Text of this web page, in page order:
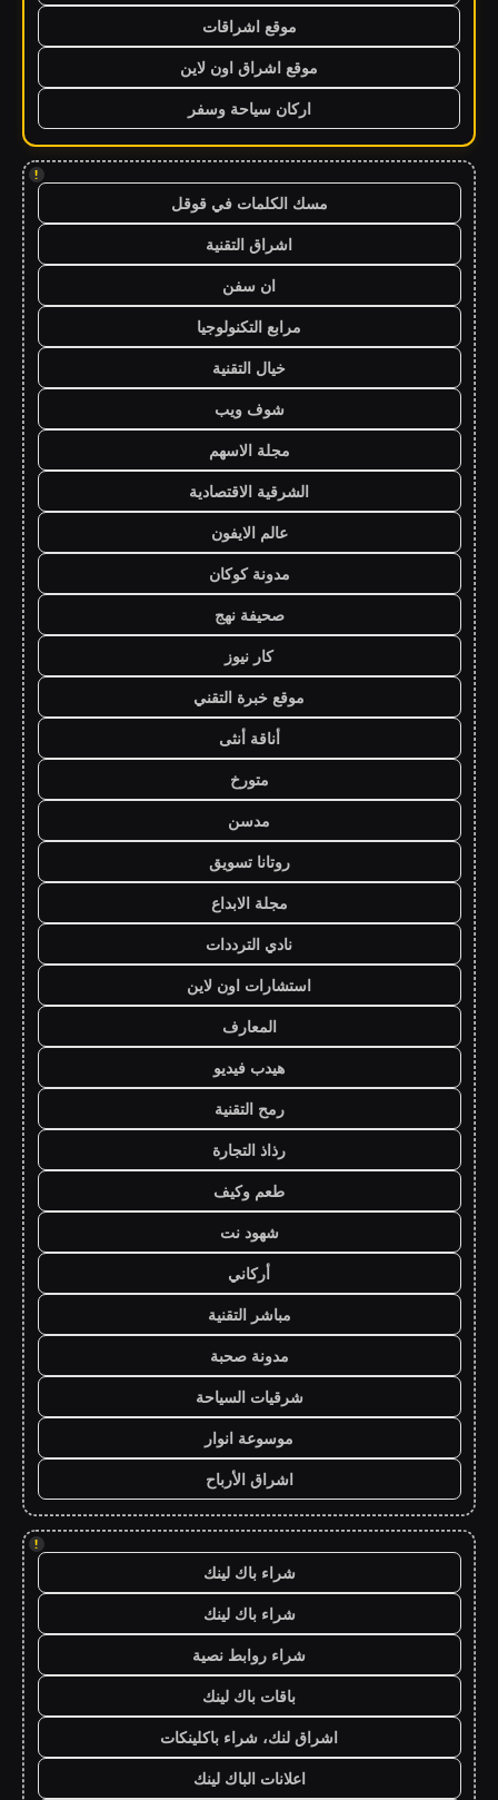
موقع اشراقات
موقع اشراق اون لاين
اركان سياحة وسفر
!
مسك الكلمات في قوقل
اشراق التقنية
ان سفن
مرابع التكنولوجيا
خيال التقنية
شوف ويب
مجلة الاسهم
الشرقية الاقتصادية
عالم الايفون
مدونة كوكان
صحيفة نهج
كار نيوز
موقع خبرة التقني
أناقة أنثى
متورخ
مدسن
روتانا تسويق
مجلة الابداع
نادي الترددات
استشارات اون لاين
المعارف
هيدب فيديو
رمح التقنية
رذاذ التجارة
طعم وكيف
شهود نت
أركاني
مباشر التقنية
مدونة صحبة
شرقيات السياحة
موسوعة انوار
اشراق الأرباح
!
شراء باك لينك
شراء باك لينك
شراء روابط نصية
باقات باك لينك
اشراق لنك، شراء باكلينكات
اعلانات الباك لينك